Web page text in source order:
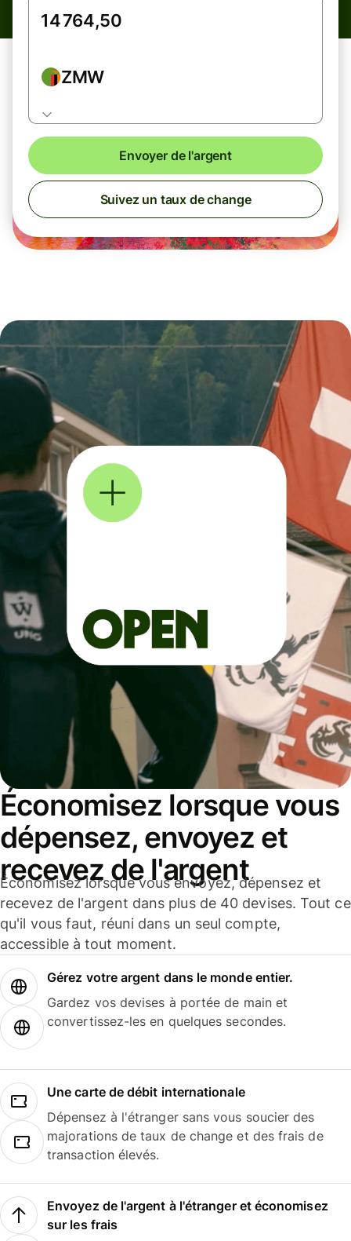
ZMW
Envoyer de l'argent
Suivez un taux de change
Économisez lorsque vous
dépensez, envoyez et
recevez de l'argent
Économisez lorsque vous envoyez, dépensez et
recevez de l'argent dans plus de 40 devises. Tout ce
qu'il vous faut, réuni dans un seul compte,
accessible à tout moment.
Gérez votre argent dans le monde entier.
Gardez vos devises à portée de main et
convertissez-les en quelques secondes.
Une carte de débit internationale
Dépensez à l'étranger sans vous soucier des
majorations de taux de change et des frais de
transaction élevés.
Envoyez de l'argent à l'étranger et économisez
sur les frais